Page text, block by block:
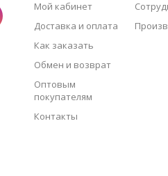
Мой кабинет
Доставка и оплата
Как заказать
Обмен и возврат
Оптовым
покупателям
Контакты